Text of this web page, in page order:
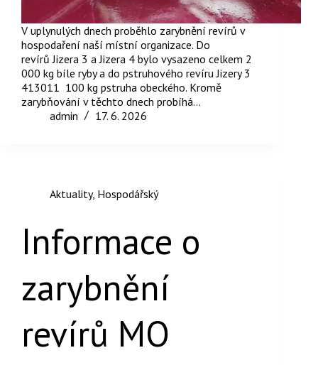
V uplynulých dnech proběhlo zarybnění revírů v
hospodaření naší místní organizace. Do
revírů Jizera 3 a Jizera 4 bylo vysazeno celkem 2
000 kg bíle ryby a do pstruhového revíru Jizery 3
413011 100 kg pstruha obeckého. Kromě
zarybňování v těchto dnech probíhá…
admin
17. 6. 2026
Aktuality, Hospodářský
Informace o
zarybnění
revírů MO